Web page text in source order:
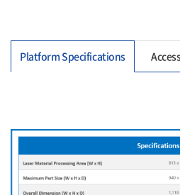
Platform Specifications